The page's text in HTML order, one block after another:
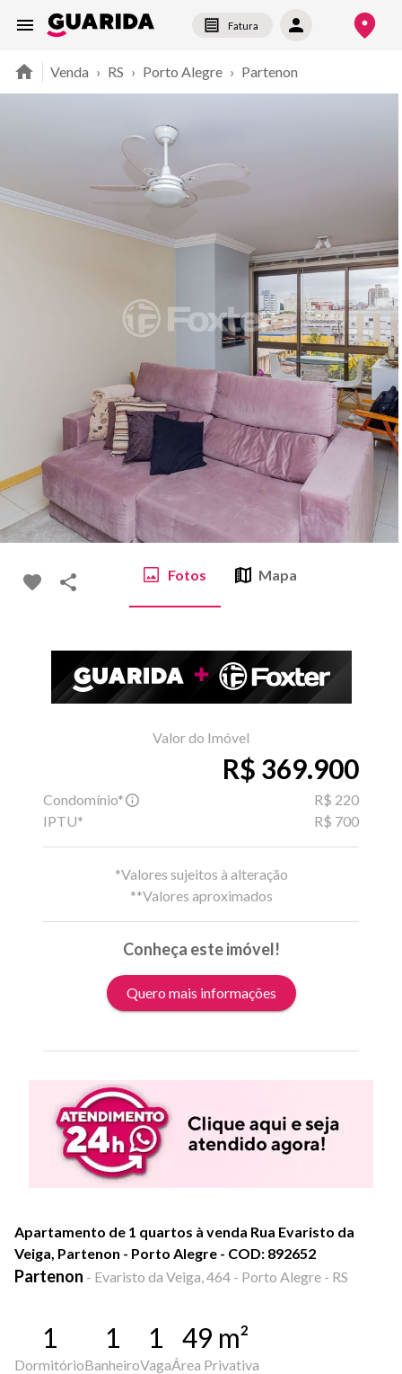
Fatura
Venda › RS › Porto Alegre › Partenon
Fotos Mapa
Valor do Imóvel
R$ 369.900
Condomínio*
R$ 220
IPTU*
R$ 700
*Valores sujeitos à alteração
**Valores aproximados
Conheça este imóvel!
Quero mais informações
Apartamento de 1 quartos à venda Rua Evaristo da
Veiga, Partenon - Porto Alegre - COD: 892652
Partenon - Evaristo da Veiga, 464 - Porto Alegre - RS
1
Dormitório
1
Banheiro
1
Vaga
49 m²
Área Privativa